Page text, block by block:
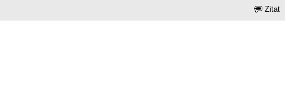
Zitat